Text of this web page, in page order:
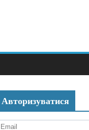
Авторизуватися